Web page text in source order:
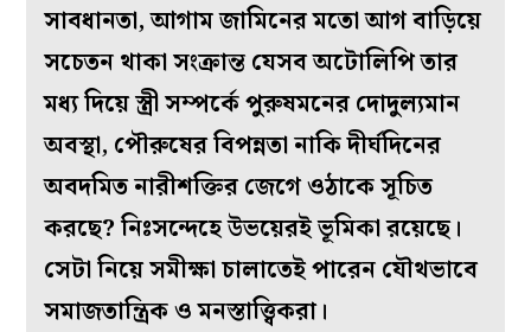
সাবধানতা, আগাম জামিনের মতো আগ বাড়িয়ে
সচেতন থাকা সংক্রান্ত যেসব অটোলিপি তার
মধ্য দিয়ে স্ত্রী সম্পর্কে পুরুষমনের দোদুল্যমান
অবস্থা, পৌরুষের বিপন্নতা নাকি দীর্ঘদিনের
অবদমিত নারীশক্তির জেগে ওঠাকে সূচিত
করছে? নিঃসন্দেহে উভয়েরই ভূমিকা রয়েছে।
সেটা নিয়ে সমীক্ষা চালাতেই পারেন যৌথভাবে
সমাজতান্ত্রিক ও মনস্তাত্ত্বিকরা।